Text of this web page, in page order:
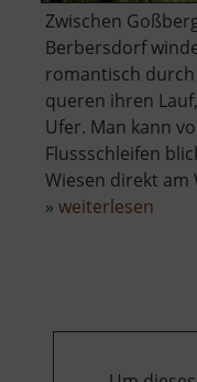
Zwischen
Berbersdorf
romantisch durch
queren ihren
Ufer. Man kann
Flussschleifen
Wiesen direkt am
» weiterlesen